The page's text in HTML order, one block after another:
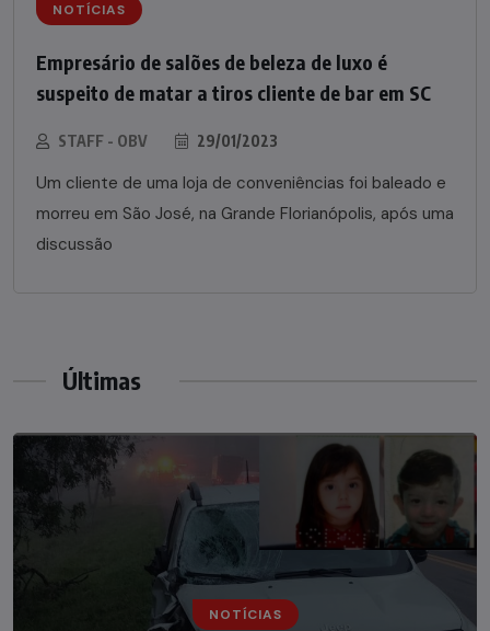
NOTÍCIAS
Empresário de salões de beleza de luxo é
suspeito de matar a tiros cliente de bar em SC
STAFF - OBV 29/01/2023
Um cliente de uma loja de conveniências foi baleado e
morreu em São José, na Grande Florianópolis, após uma
discussão
Últimas
NOTÍCIAS